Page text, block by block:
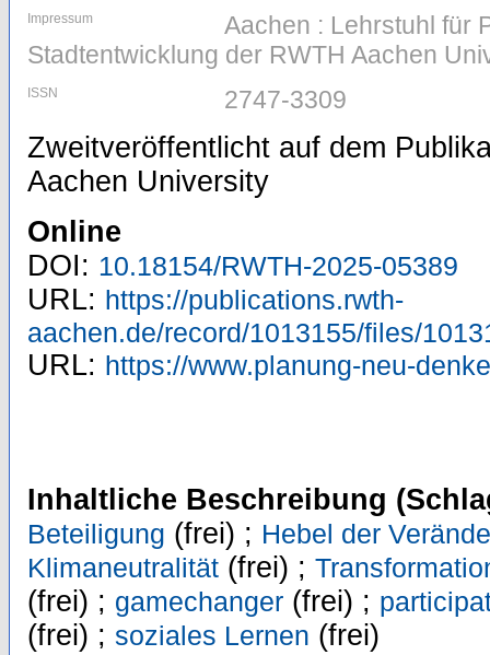
Impressum
Aachen : Lehrstuhl für
Stadtentwicklung der RWTH Aachen
ISSN 2747-3309
Zweitveröffentlicht auf dem
Aachen University
Online
DOI: 10.18154/RWTH-2025-05389
URL: https://publications.rwth-
aachen.de/record/1013155/files/
URL: https://www.planung-neu-
Inhaltliche Beschreibung
Beteiligung (frei) ; Hebel der
Klimaneutralität (frei) ;
(frei) ; gamechanger (frei) ;
(frei) ; soziales Lernen (frei)